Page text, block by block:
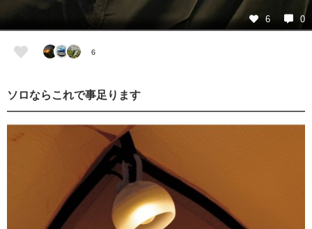
6 0
6
ソロならこれで事足ります